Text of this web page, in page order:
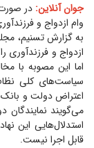
جوان آنلاین:
وام ازدواج و
به گزارش تسنیم،
اما این مصوبه با
سیاست‌های کلی
اعتراض دولت و
می‌گویند
استدلال‌هایی این
قابل اجرا نیست.